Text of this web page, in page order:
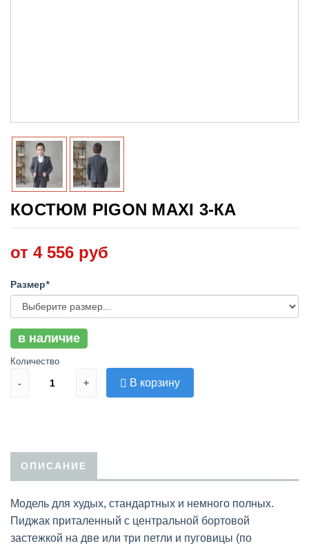
КОСТЮМ PIGON MAXI 3-КА
от 4 556 руб
Размер*
в наличие
Количество
- + В корзину
ОПИСАНИЕ
Модель для худых, стандартных и немного полных.
Пиджак приталенный с центральной бортовой
застежкой на две или три петли и пуговицы (по